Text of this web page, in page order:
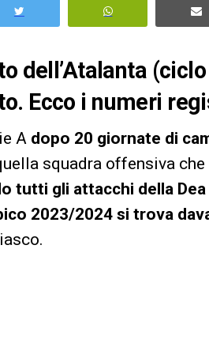
dell’Atalanta
Ecco i numeri
A dopo 20 giornate di
squadra offensiva
tutti gli attacchi della
2023/2024 si trova